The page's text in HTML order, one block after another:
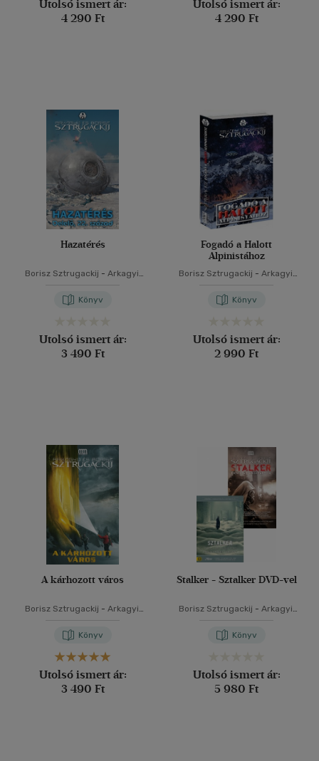
Utolsó ismert ár:
4 290 Ft
Utolsó ismert ár:
4 290 Ft
Hazatérés
Borisz Sztrugackij - Arkagyij
Könyv
Utolsó ismert ár:
3 490 Ft
Fogadó a Halott
Alpinistához
Borisz Sztrugackij - Arkagyij
Könyv
Utolsó ismert ár:
2 990 Ft
A kárhozott város
Borisz Sztrugackij - Arkagyij
Könyv
Utolsó ismert ár:
3 490 Ft
Stalker - Sztalker DVD-vel
Borisz Sztrugackij - Arkagyij
Könyv
Utolsó ismert ár:
5 980 Ft